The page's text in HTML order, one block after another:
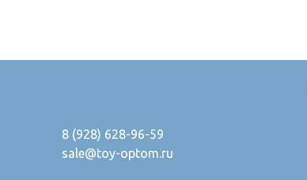
8 (928) 628-96-59
sale@toy-optom.ru